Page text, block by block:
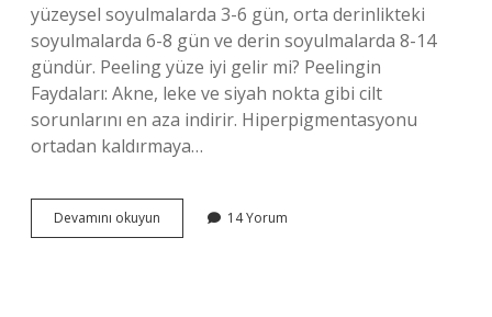
yüzeysel soyulmalarda 3-6 gün, orta derinlikteki
soyulmalarda 6-8 gün ve derin soyulmalarda 8-14
gündür. Peeling yüze iyi gelir mi? Peelingin
Faydaları: Akne, leke ve siyah nokta gibi cilt
sorunlarını en aza indirir. Hiperpigmentasyonu
ortadan kaldırmaya…
Devamını okuyun
Işe
14 Yorum